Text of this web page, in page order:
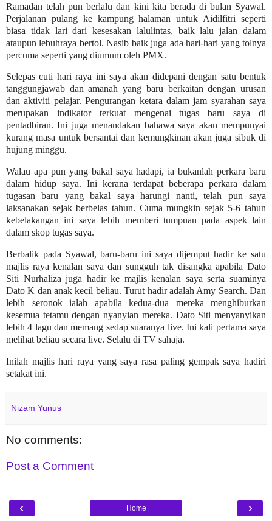
Ramadan telah pun berlalu dan kini kita berada di bulan Syawal.
Perjalanan pulang ke kampung halaman untuk Aidilfitri seperti
biasa tidak lari dari kesesakan lalulintas, baik lalu jalan dalam
ataupun lebuhraya bertol. Nasib baik juga ada hari-hari yang tolnya
percuma seperti yang diumum oleh PMX.
Selepas cuti hari raya ini saya akan didepani dengan satu bentuk
tanggungjawab dan amanah yang baru berkaitan dengan urusan
dan aktiviti pelajar. Pengurangan ketara dalam jam syarahan saya
merupakan indikator terkuat mengenai tugas baru saya di
pentadbiran. Ini juga menandakan bahawa saya akan mempunyai
kurang masa untuk bersantai dan kemungkinan akan juga sibuk di
hujung minggu.
Walau apa pun yang bakal saya hadapi, ia bukanlah perkara baru
dalam hidup saya. Ini kerana terdapat beberapa perkara dalam
tugasan baru yang bakal saya harungi nanti, telah pun saya
laksanakan sejak berbelas tahun. Cuma mungkin sejak 5-6 tahun
kebelakangan ini saya lebih memberi tumpuan pada aspek lain
dalam skop tugas saya.
Berbalik pada Syawal, baru-baru ini saya dijemput hadir ke satu
majlis raya kenalan saya dan sungguh tak disangka apabila Dato
Siti Nurhaliza juga hadir ke majlis kenalan saya serta suaminya
Dato K dan anak kecil beliau. Turut hadir adalah Amy Search. Dan
lebih seronok ialah apabila kedua-dua mereka menghiburkan
kesemua tetamu dengan nyanyian mereka. Dato Siti menyanyikan
lebih 4 lagu dan memang sedap suaranya live. Ini kali pertama saya
melihat beliau secara live. Selalu di TV sahaja.
Inilah majlis hari raya yang saya rasa paling gempak saya hadiri
setakat ini.
Nizam Yunus
No comments:
Post a Comment
‹ ›
Home